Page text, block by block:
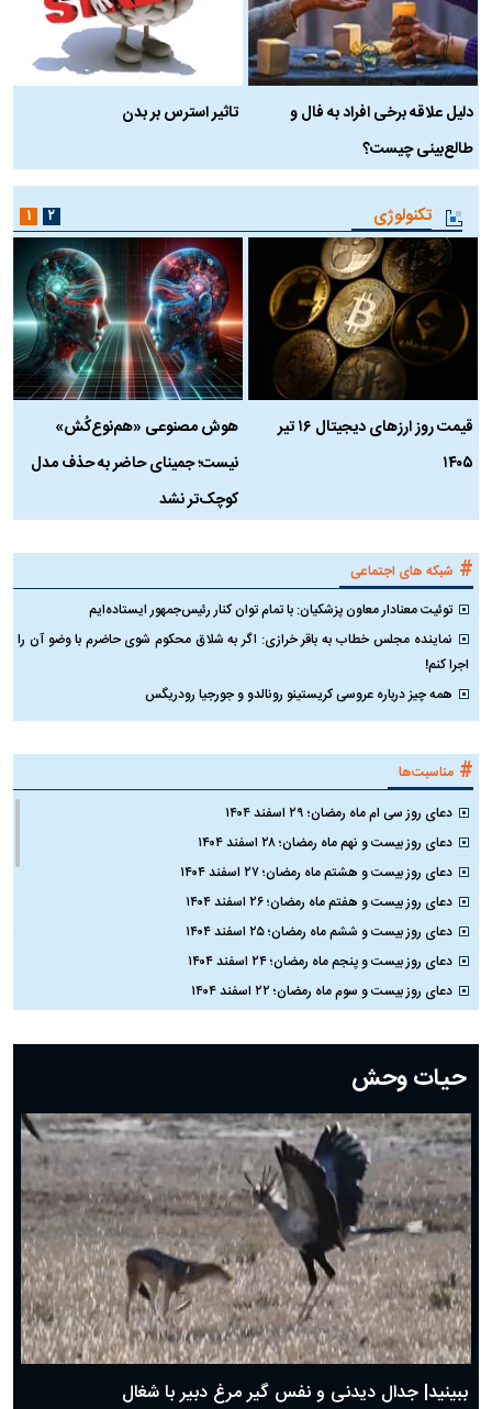
دلیل علاقه برخی افراد به فال و
طالع‌بینی چیست؟
تاثیر استرس بر بدن
تکنولوژی
قیمت روز ارز‌های دیجیتال ۱۶ تیر
۱۴۰۵
هوش مصنوعی «هم‌نوع‌کُش»
نیست؛ جمینای حاضر به حذف مدل
کوچک‌تر نشد
۱ ۲
# شبکه های اجتماعی
توئیت معنادار معاون پزشکیان: با تمام توان کنار رئیس‌جمهور ایستاده‌ایم
نماینده مجلس خطاب به باقر خرازی: اگر به شلاق محکوم شوی حاضرم با وضو آن را
اجرا کنم!
همه چیز درباره عروسی کریستینو رونالدو و جورجیا رودریگس
# مناسبت‌ها
دعای روز سی ام ماه رمضان؛ ۲۹ اسفند ۱۴۰۴
دعای روز بیست و نهم ماه رمضان؛ ۲۸ اسفند ۱۴۰۴
دعای روز بیست و هشتم ماه رمضان؛ ۲۷ اسفند ۱۴۰۴
دعای روز بیست و هفتم ماه رمضان؛ ۲۶ اسفند ۱۴۰۴
دعای روز بیست و ششم ماه رمضان؛ ۲۵ اسفند ۱۴۰۴
دعای روز بیست و پنجم ماه رمضان؛ ۲۴ اسفند ۱۴۰۴
دعای روز بیست و سوم ماه رمضان؛ ۲۲ اسفند ۱۴۰۴
دعای روز بیستم ماه رمضان؛ ۱۹ اسفند ۱۴۰۴
دعای روز هشتم ماه مبارک رمضان؛ ۷ اسفند ماه ۱۴۰۴
دعای روز هفتم ماه رمضان؛ ۶ اسفند ۱۴۰۴
دعای روز ششم ماه رمضان؛ ۵ اسفند ۱۴۰۴
دعای روز پنجم ماه رمضان؛ ۴ اسفند ۱۴۰۴
دعای روز چهارم ماه مبارک رمضان؛ ۳ اسفند ۱۴۰۴
دعای روز سوم ماه مبارک رمضان؛ ۱۴ اسفند ۱۴۰۴
دعای روز دوم ماه مبارک رمضان ۱ اسفند ماه ۱۴۰۴
دعای روز اول ماه مبارک رمضان، ۳۰ بهمن ۱۴۰۴
حضرت زینب(س) چگونه از دنیا رفت؟
بهترین پیامک تبریک روز پدر ۱۴۰۴؛ جملات زیبا و صمیمانه
حیات وحش
ببینید| جدال دیدنی و نفس گیر مرغ دبیر با شغال